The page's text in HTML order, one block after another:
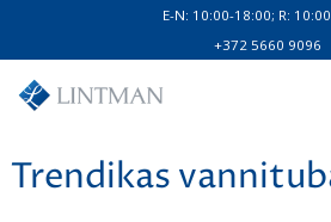
E-N: 10:00-18:00; R:
+372 5660 9096
Trendikas